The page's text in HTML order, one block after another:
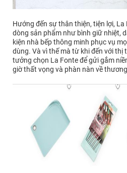
Hướng đến sự thân thiện, tiện lợi,
dòng sản phẩm như bình giữ nhiệt,
kiện nhà bếp thông minh phục vụ
dùng. Và vì thế mà từ khi đến với thị
tưởng chọn La Fonte để gửi gắm
giờ thất vọng và phàn nàn về